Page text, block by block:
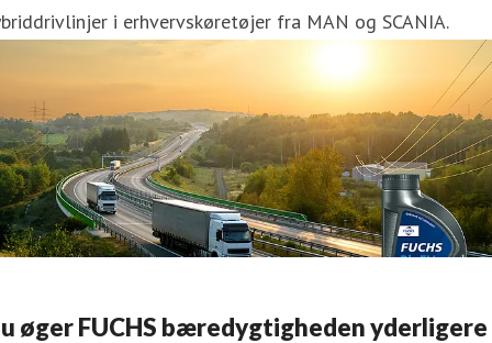
i erhvervskøretøjer fra MAN og SCANIA.
øger FUCHS bæredygtigheden yderligere